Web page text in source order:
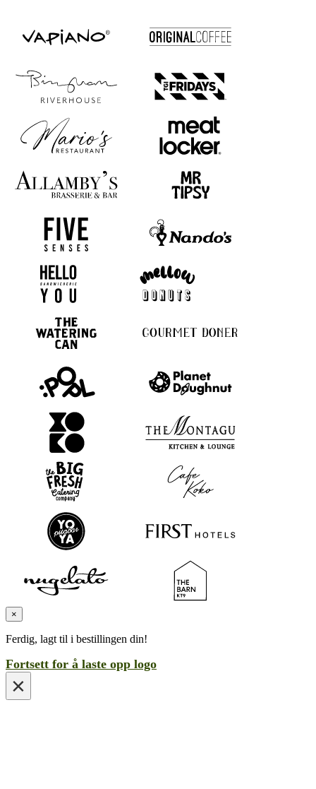
×
Ferdig, lagt til i bestillingen din!
Fortsett for å laste opp logo
×